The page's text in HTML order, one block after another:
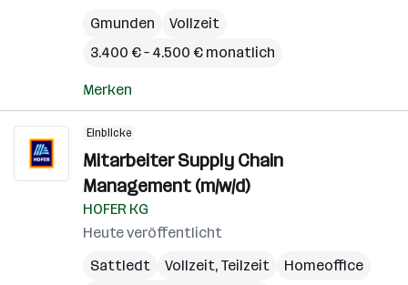
Gmunden
Vollzeit
3.400 € – 4.500 € monatlich
Merken
Einblicke
Mitarbeiter Supply Chain
Management (m/w/d)
HOFER KG
Heute veröffentlicht
Sattledt
Vollzeit, Teilzeit
Homeoffice